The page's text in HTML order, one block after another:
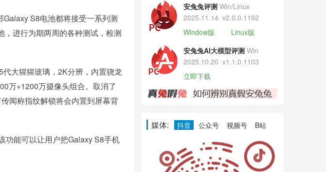
S8电池都将接受一系列测
进行为期两周的各种测试，检测
大猩猩玻璃，2K分辨，内置骁龙
万+1200万摄像头组合。取消了
闻称指纹解锁将会内置到屏幕背
功能可以让用户把Galaxy S8手机
安兔兔评测 Win/Linux
2025.11.14 v2.0.0.1192
Window版
Linux版
安兔兔AI大模型评测 Win
2025.10.20 v1.1.0.1103
立即下载
媒体: 抖音 公众号 视频号 B站